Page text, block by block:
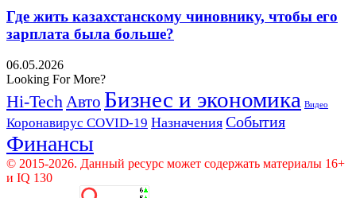
Где жить казахстанскому чиновнику, чтобы его
зарплата была больше?
06.05.2026
Looking For More?
Hi-Tech Авто Бизнес и экономика Видео
Коронавирус COVID-19 Назначения События
Финансы
© 2015-2026. Данный ресурс может содержать материалы 16+
и IQ 130